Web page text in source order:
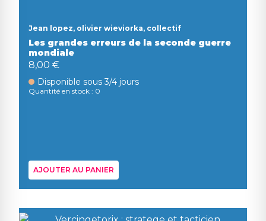
Jean lopez, olivier wieviorka, collectif
Les grandes erreurs de la seconde guerre
mondiale
8,00 €
Disponible sous 3/4 jours
Quantité en stock : 0
AJOUTER AU PANIER